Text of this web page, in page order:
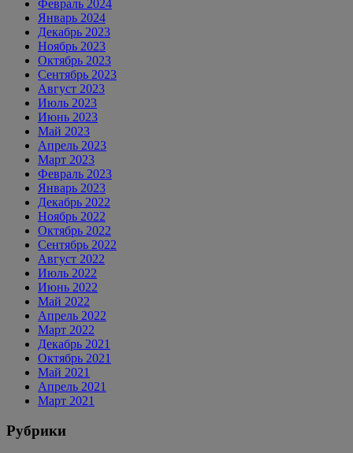
Февраль 2024
Январь 2024
Декабрь 2023
Ноябрь 2023
Октябрь 2023
Сентябрь 2023
Август 2023
Июль 2023
Июнь 2023
Май 2023
Апрель 2023
Март 2023
Февраль 2023
Январь 2023
Декабрь 2022
Ноябрь 2022
Октябрь 2022
Сентябрь 2022
Август 2022
Июль 2022
Июнь 2022
Май 2022
Апрель 2022
Март 2022
Декабрь 2021
Октябрь 2021
Май 2021
Апрель 2021
Март 2021
Рубрики